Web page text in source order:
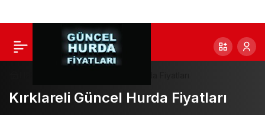
Kırklareli Güncel Hurda Fiyatları